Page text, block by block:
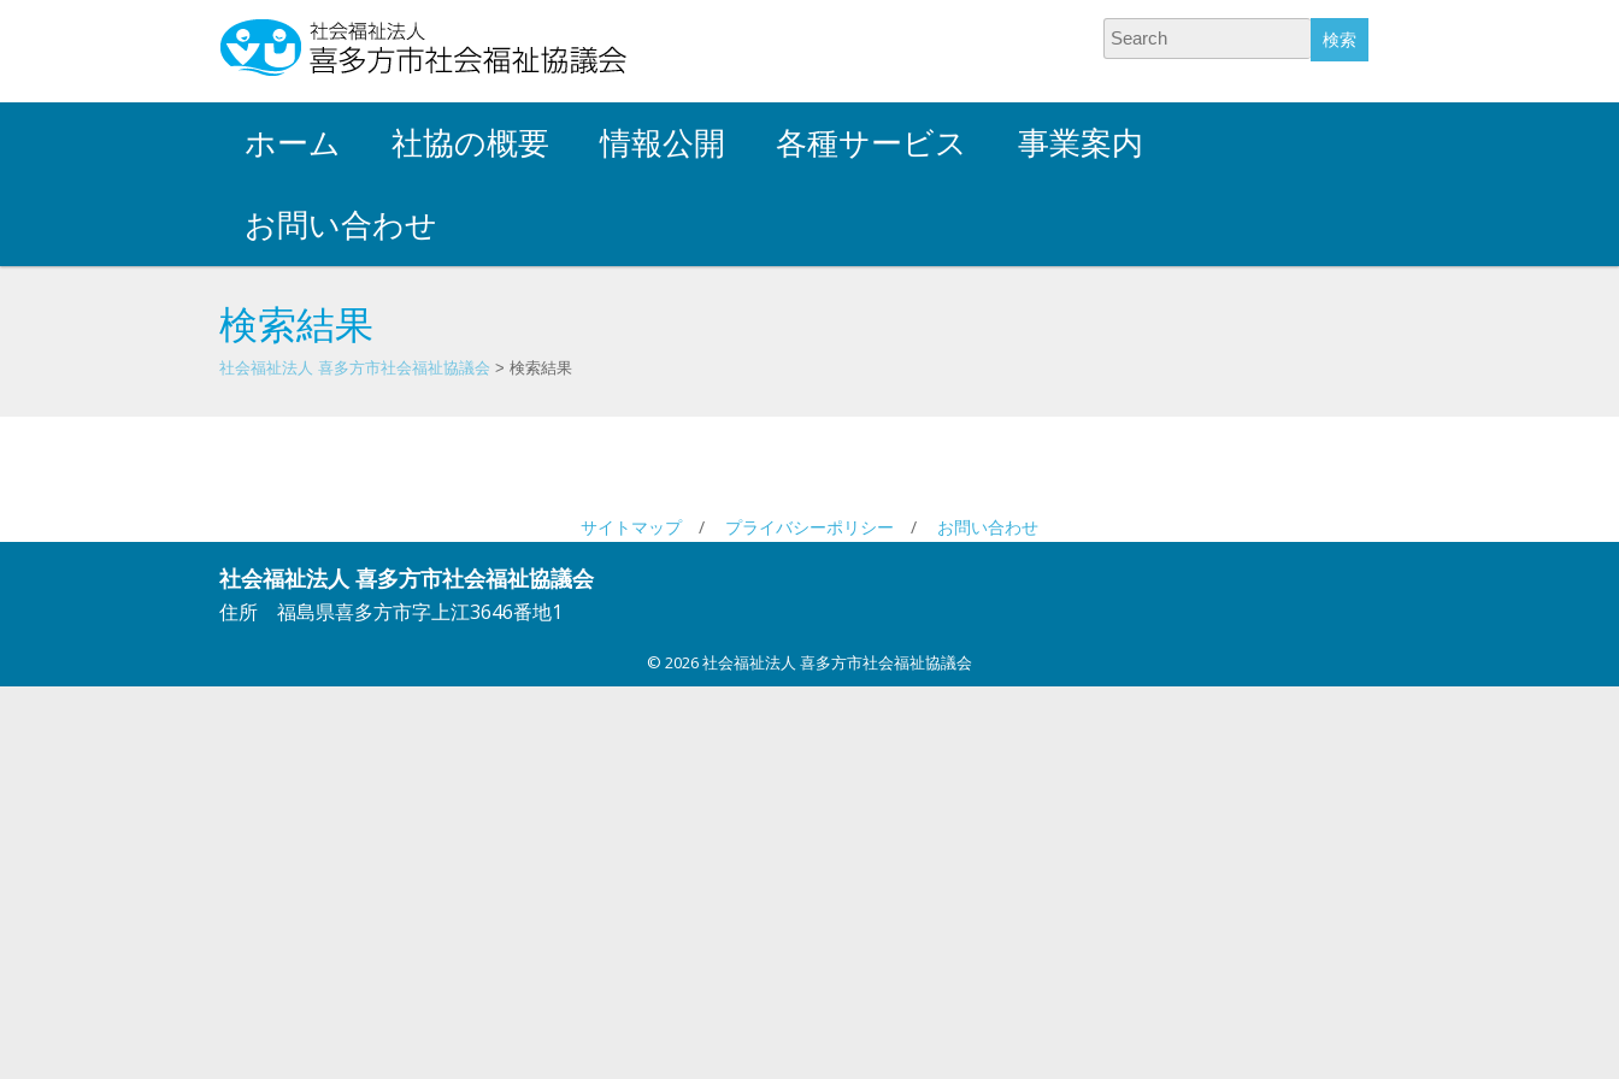
Search
ホーム 社協の概要 情報公開 各種サービス 事業案内
お問い合わせ
検索結果
社会福祉法人 喜多方市社会福祉協議会 > 検索結果
サイトマップ プライバシーポリシー お問い合わせ
社会福祉法人 喜多方市社会福祉協議会
住所 福島県喜多方市字上江3646番地1
© 2026社会福祉法人 喜多方市社会福祉協議会